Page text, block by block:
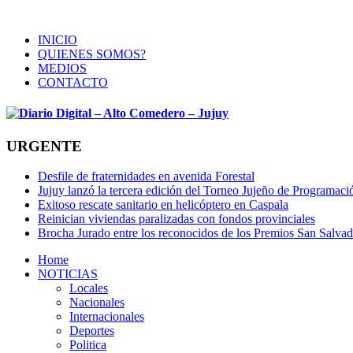
INICIO
QUIENES SOMOS?
MEDIOS
CONTACTO
URGENTE
Desfile de fraternidades en avenida Forestal
Jujuy lanzó la tercera edición del Torneo Jujeño de
Exitoso rescate sanitario en helicóptero en Caspala
Reinician viviendas paralizadas con fondos provinciales
Brocha Jurado entre los reconocidos de los Premios San
Home
NOTICIAS
Locales
Nacionales
Internacionales
Deportes
Politica